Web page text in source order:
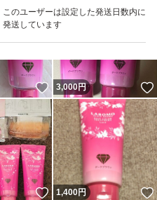
このユーザーは設定した発送日数内に
発送しています
いいね！
3,000円
いいね！
1,400円